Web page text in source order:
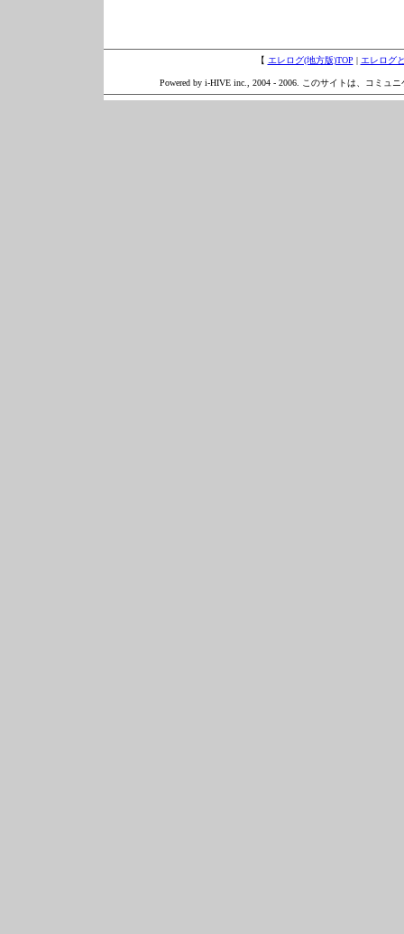
【 エレログ(地方版)TOP | エレログ
Powered by i-HIVE inc., 2004 - 2006. このサイトは、コミュ